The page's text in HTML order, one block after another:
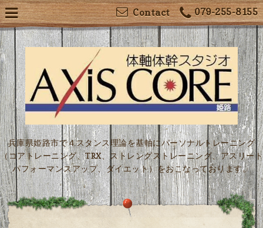
079-255-8155
Contact
兵庫県姫路市で４スタンス理論を基軸にパーソナルトレーニング
（コアトレーニング、TRX、ストレングストレーニング、アスリート
パフォーマンスアップ、ダイエット）をおこなっております。